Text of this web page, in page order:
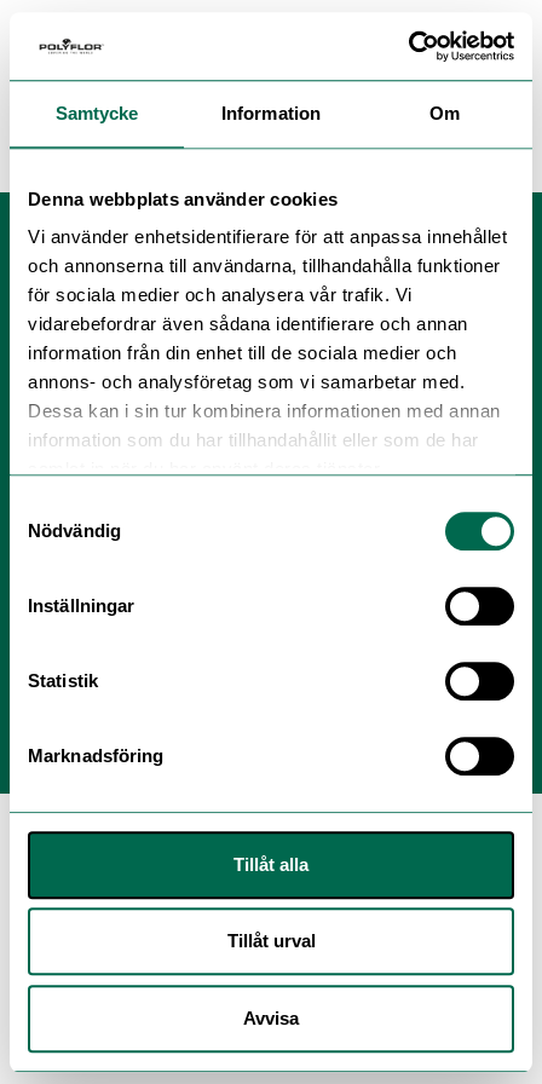
Samtycke Information Om
Denna webbplats använder cookies
Vi använder enhetsidentifierare för att anpassa innehållet
och annonserna till användarna, tillhandahålla funktioner
för sociala medier och analysera vår trafik. Vi
vidarebefordrar även sådana identifierare och annan
information från din enhet till de sociala medier och
annons- och analysföretag som vi samarbetar med.
Dessa kan i sin tur kombinera informationen med annan
information som du har tillhandahållit eller som de har
Nödvändig
Inställningar
Statistik
Marknadsföring
Tillåt alla
Tillåt urval
Avvisa
Sunda Hus
Polyflor Nordic Sweden AB
Tel:+46 (0) 300 158 20